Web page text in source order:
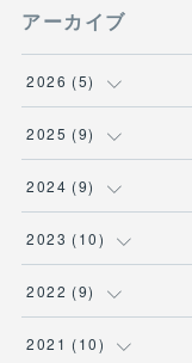
アーカイブ
2026 (5)
(1
(1
(2)
(1
2025 (9)
(1
(3)
(1
( 1 )
2024 (9)
(2)
(1
(1)
2023 (10)
(2
(1)
2022 (9)
(2)
2021 (10)